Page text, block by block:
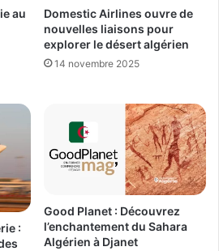
au
Domestic Airlines ouvre de
nouvelles liaisons pour
explorer le désert algérien
14 novembre 2025
:
Good Planet : Découvrez
l’enchantement du Sahara
Algérien à Djanet